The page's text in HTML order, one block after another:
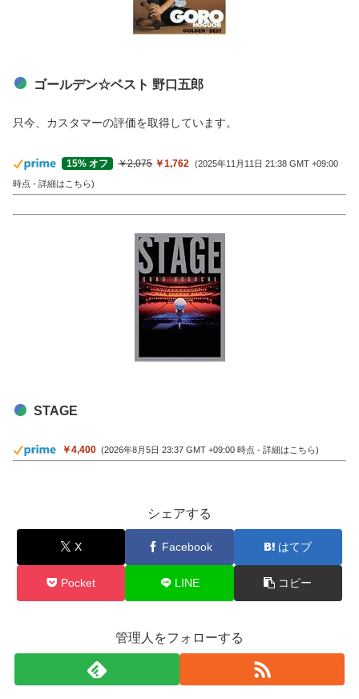
ゴールデン☆ベスト 野口五郎
只今、カスタマーの評価を取得しています。
15% オフ ￥2,075 ￥1,762 (2025年11月11日 21:38 GMT +09:00
時点 - 詳細はこちら)
STAGE
￥4,400 (2026年8月5日 23:37 GMT +09:00 時点 -詳細はこちら)
シェアする
X Facebook はてブ
Pocket LINE コピー
管理人をフォローする